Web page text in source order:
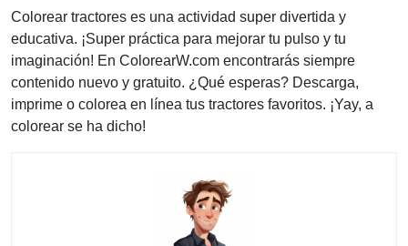
Colorear tractores es una actividad super divertida y
educativa. ¡Super práctica para mejorar tu pulso y tu
imaginación! En ColorearW.com encontrarás siempre
contenido nuevo y gratuito. ¿Qué esperas? Descarga,
imprime o colorea en línea tus tractores favoritos. ¡Yay, a
colorear se ha dicho!